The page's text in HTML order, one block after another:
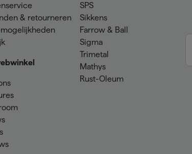
& retourneren
SPS
Sikkens
Farrow & Ball
Sigma
Trimetal
Mathys
Rust-Oleum